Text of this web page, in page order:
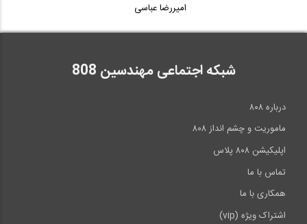
امیررضا عباسی
شبکه اجتماعی مهندسین 808
درباره ۸۰۸
ماموریت و چشم انداز ۸۰۸
اپلیکیشن ۸۰۸ پلاس
تماس با ما
همکاری با ما
اشتراک ویژه (vip)